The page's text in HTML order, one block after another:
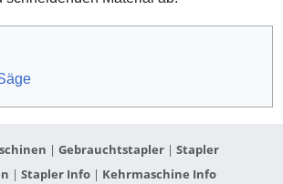
| Gebrauchtstapler| Stapler
|Stapler Info | Kehrmaschine Info